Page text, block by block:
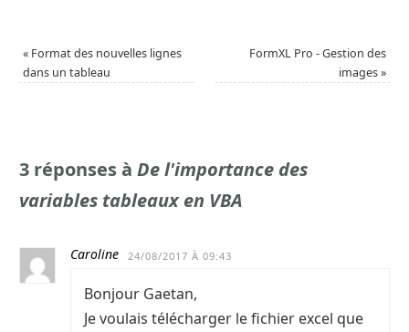
« Format des nouvelles lignes
dans un tableau
FormXL Pro - Gestion des
images»
3 réponses à De l'importance des
variables tableaux en VBA
Caroline 24/08/2017 À 09:43
Bonjour Gaetan,
Je voulais télécharger le fichier excel que